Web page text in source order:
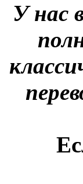
У нас